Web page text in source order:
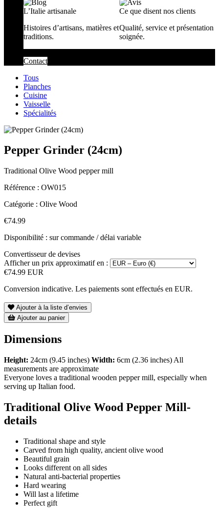
L’Italie artisanale
Histoires d’artisans, matières et
traditions.
Ce que disent nos clients
Qualité, service et présentation
soignée.
Contact
Tous
Planches
Cuisine
Vaisselle
Spécialités
Pepper Grinder (24cm)
Traditional Olive Wood pepper mill
Référence : OW015
Catégorie : Olive Wood
€74.99
Disponibilité : sur commande / délai variable
Convertisseur de devises
Afficher un prix approximatif en :
€74.99 EUR
Conversion indicative. Les paiements sont effectués en EUR.
Ajouter à la liste d’envies
Ajouter au panier
Dimensions
Height: 24cm (9.45 inches) Width: 6cm (2.36 inches) All
measurements are approximate
Everyone loves a traditional wooden pepper mill, especially when
serving up Italian food.
Traditional Olive Wood Pepper Mill-
details
Traditional shape and style
Carved from high quality, ancient olive wood
Beautiful grain
Looks different on all sides
Natural anti-bacterial properties
Hard wearing
Will last a lifetime
Perfect gift